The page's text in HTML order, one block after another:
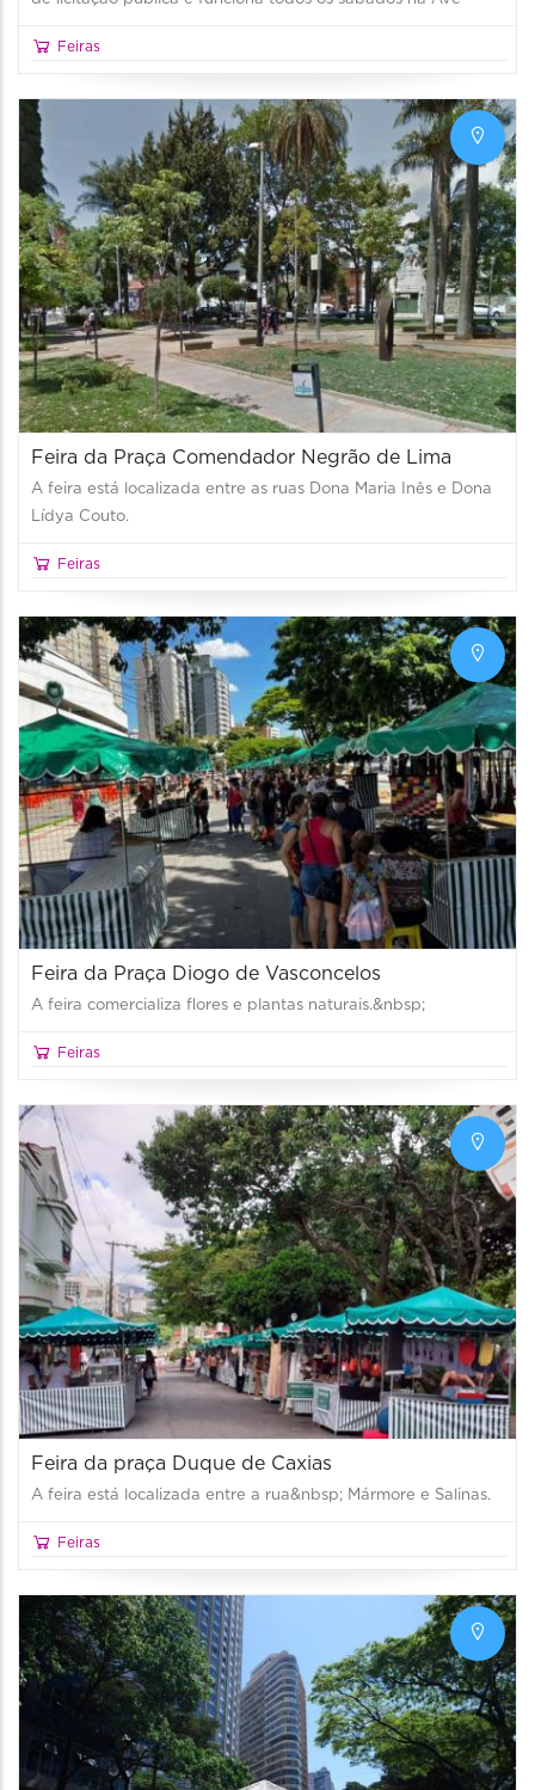
Feiras
Feira da Praça Comendador Negrão de Lima
A feira está localizada entre as ruas Dona Maria Inês e Dona
Lídya Couto.
Feiras
Feira da Praça Diogo de Vasconcelos
A feira comercializa flores e plantas naturais.&nbsp;
Feiras
Feira da praça Duque de Caxias
A feira está localizada entre a rua&nbsp; Mármore e Salinas.
Feiras